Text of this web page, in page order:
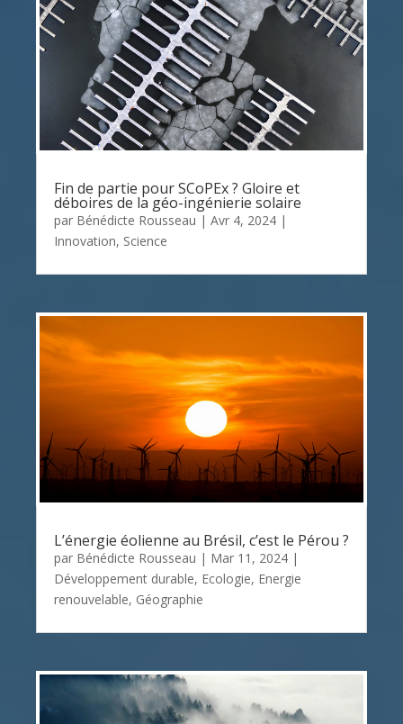
Fin de partie pour SCoPEx ? Gloire et
déboires de la géo-ingénierie solaire
par Bénédicte Rousseau | Avr 4, 2024 |
Innovation, Science
L’énergie éolienne au Brésil, c’est le Pérou ?
par Bénédicte Rousseau | Mar 11, 2024 |
Développement durable, Ecologie, Energie
renouvelable, Géographie